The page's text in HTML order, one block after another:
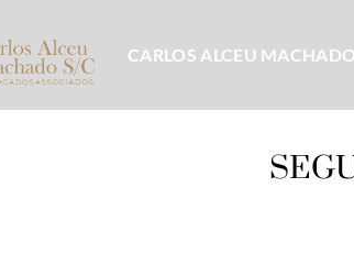
CARLOS ALCEU MACHADO